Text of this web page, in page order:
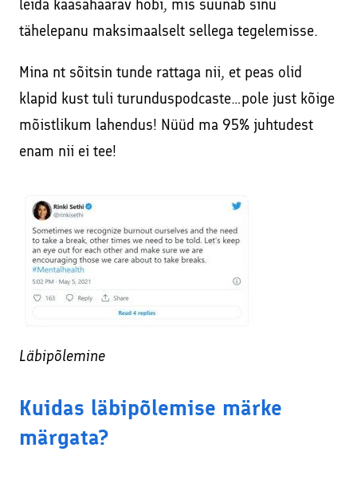
leida kaasahaarav hobi, mis suunab sinu
tähelepanu maksimaalselt sellega tegelemisse.
Mina nt sõitsin tunde rattaga nii, et peas olid
klapid kust tuli turunduspodcaste…pole just kõige
mõistlikum lahendus! Nüüd ma 95% juhtudest
enam nii ei tee!
Läbipõlemine
Kuidas läbipõlemise märke
märgata?